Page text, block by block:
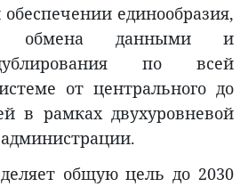
единообразия,
обмена данными и
по всей
от центрального до
в рамках двухуровневой
общую цель до 2030